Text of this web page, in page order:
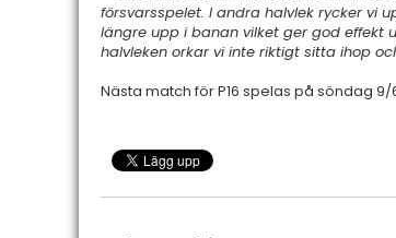
försvarsspelet. I andra halvlek rycker vi
längre upp i banan vilket ger god effekt
halvleken orkar vi inte riktigt sitta ihop
Nästa match för P16 spelas på söndag 9/